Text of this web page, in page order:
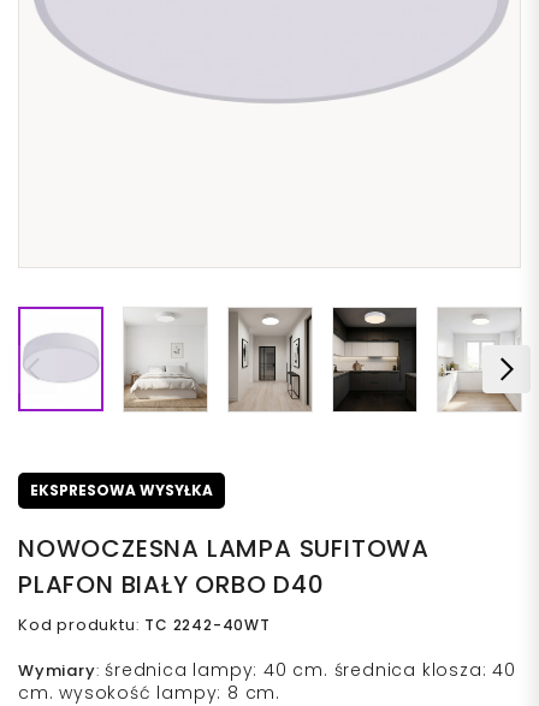
EKSPRESOWA WYSYŁKA
NOWOCZESNA LAMPA SUFITOWA
PLAFON BIAŁY ORBO D40
Kod produktu: TC 2242-40WT
Wymiary: średnica lampy: 40 cm. średnica klosza: 40
cm. wysokość lampy: 8 cm.